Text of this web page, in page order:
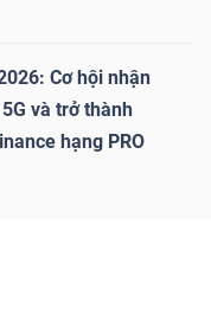
Cơ hội nhận
và trở thành
hạng PRO